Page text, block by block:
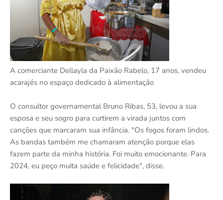
A comerciante Dellayla da Paixão Rabelo, 17 anos, vendeu
acarajés no espaço dedicado à alimentação
O consultor governamental Bruno Ribas, 53, levou a sua
esposa e seu sogro para curtirem a virada juntos com
canções que marcaram sua infância. "Os fogos foram lindos.
As bandas também me chamaram atenção porque elas
fazem parte da minha história. Foi muito emocionante. Para
2024, eu peço muita saúde e felicidade", disse.